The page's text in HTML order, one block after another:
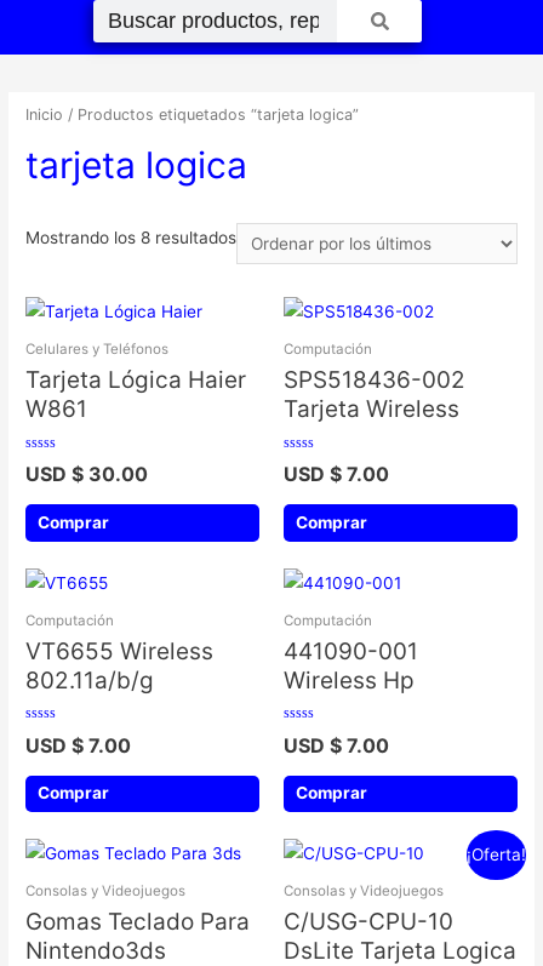
Inicio / Productos etiquetados “tarjeta logica”
tarjeta logica
Mostrando los 8 resultados
Celulares y Teléfonos
Tarjeta Lógica Haier
W861
Valorado
con
de
USD $ 30.00
Comprar
Computación
SPS518436-002
Tarjeta Wireless
Valorado
con
de
USD $ 7.00
Comprar
Computación
VT6655 Wireless
802.11a/b/g
Valorado
con
de
USD $ 7.00
Comprar
Computación
441090-001
Wireless Hp
Valorado
con
de
USD $ 7.00
Comprar
Consolas y Videojuegos
Gomas Teclado Para
Nintendo3ds
¡Oferta!
Consolas y Videojuegos
C/USG-CPU-10
DsLite Tarjeta Logica